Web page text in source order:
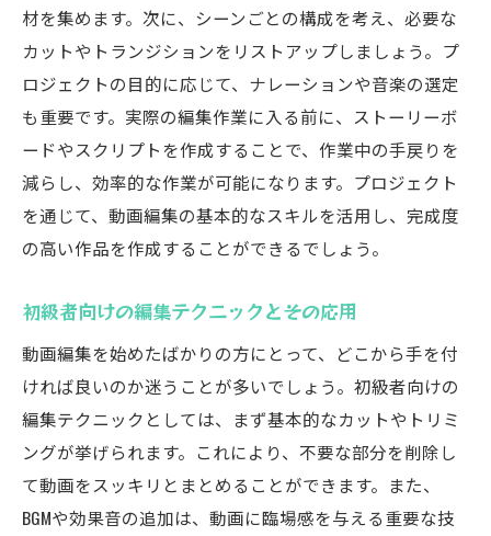
材を集めます。次に、シーンごとの構成を考え、必要な
カットやトランジションをリストアップしましょう。プ
ロジェクトの目的に応じて、ナレーションや音楽の選定
も重要です。実際の編集作業に入る前に、ストーリーボ
ードやスクリプトを作成することで、作業中の手戻りを
減らし、効率的な作業が可能になります。プロジェクト
を通じて、動画編集の基本的なスキルを活用し、完成度
の高い作品を作成することができるでしょう。
初級者向けの編集テクニックとその応用
動画編集を始めたばかりの方にとって、どこから手を付
ければ良いのか迷うことが多いでしょう。初級者向けの
編集テクニックとしては、まず基本的なカットやトリミ
ングが挙げられます。これにより、不要な部分を削除し
て動画をスッキリとまとめることができます。また、
BGMや効果音の追加は、動画に臨場感を与える重要な技